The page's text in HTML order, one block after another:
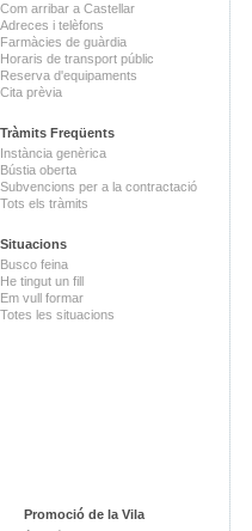
Com arribar a Castellar
Adreces i telèfons
Farmàcies de guàrdia
Horaris de transport públic
Reserva d'equipaments
Cita prèvia
Tràmits Freqüents
Instància genèrica
Bústia oberta
Subvencions per a la contractació
Tots els tràmits
Situacions
Busco feina
He tingut un fill
Em vull formar
Totes les situacions
Promoció de la Vila